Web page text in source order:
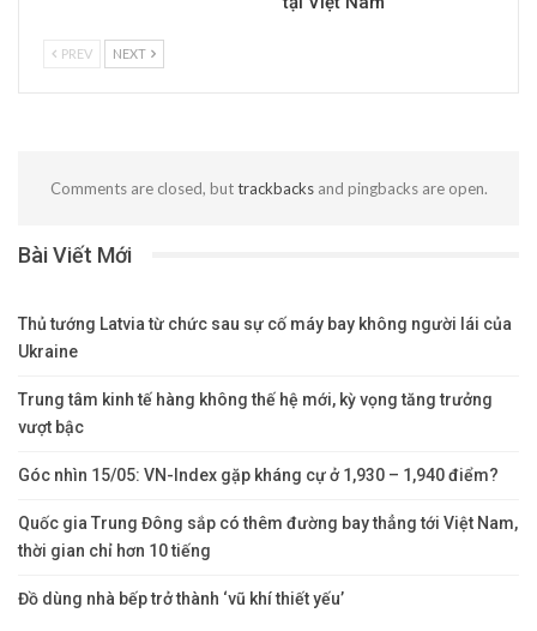
PREV NEXT
Comments are closed, buttrackbacksand pingbacks are open.
Bài Viết Mới
Thủ tướng Latvia từ chức sau sự cố máy bay không người lái của
Ukraine
Trung tâm kinh tế hàng không thế hệ mới, kỳ vọng tăng trưởng
vượt bậc
Góc nhìn 15/05: VN-Index gặp kháng cự ở 1,930 – 1,940 điểm?
Quốc gia Trung Đông sắp có thêm đường bay thẳng tới Việt Nam,
thời gian chỉ hơn 10 tiếng
Đồ dùng nhà bếp trở thành ‘vũ khí thiết yếu’